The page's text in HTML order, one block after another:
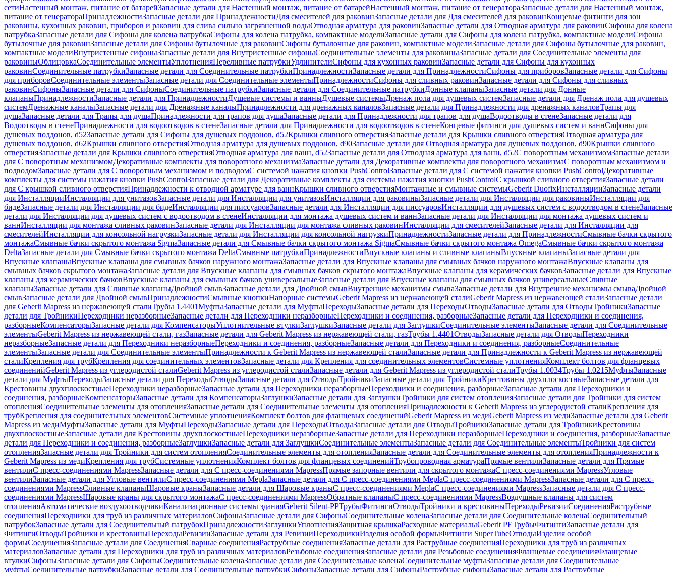
сетиНастенный монтаж, питание от батарейЗапасные детали для Настенный монтаж, питание от батарейНастенный монтаж, питание от генератораЗапасные детали для Настенный монтаж,
питание от генератораПринадлежностиЗапасные детали для ПринадлежностиДля смесителей для раковинЗапасные детали для Для смесителей для раковинКонцевые фитинги для зон
раковины, кухонных раковин, приборов и раковин для слива сильно загрязненной водыОтводная арматура для раковинЗапасные детали для Отводная арматура для раковинСифоны для колена
патрубкаЗапасные детали для Сифоны для колена патрубкаСифоны для колена патрубка, компактные моделиЗапасные детали для Сифоны для колена патрубка, компактные моделиСифоны
бутылочные для раковинЗапасные детали для Сифоны бутылочные для раковинСифоны бутылочные для раковин, компактные моделиЗапасные детали для Сифоны бутылочные для раковин,
компактные моделиВнутристенные сифоныЗапасные детали для Внутристенные сифоныСоединительные элементы для раковиныЗапасные детали для Соединительные элементы для
раковиныОблицовкаСоединительные элементыУплотненияПереливные патрубкиУдлинителиСифоны для кухонных раковинЗапасные детали для Сифоны для кухонных
раковинСоединительные патрубкиЗапасные детали для Соединительные патрубкиПринадлежностиЗапасные детали для ПринадлежностиСифоны для приборовЗапасные детали для Сифоны
для приборовСоединительные элементыЗапасные детали для Соединительные элементыПринадлежностиСифоны для сливных раковинЗапасные детали для Сифоны для сливных
раковинСифоныЗапасные детали для СифоныСоединительные патрубкиЗапасные детали для Соединительные патрубкиДонные клапаныЗапасные детали для Донные
клапаныПринадлежностиЗапасные детали для ПринадлежностиДушевые системы и ванныДушевые системыДренаж пола для душевых системЗапасные детали для Дренаж пола для душевых
системДренажные каналыЗапасные детали для Дренажные каналыПринадлежности для дренажных каналовЗапасные детали для Принадлежности для дренажных каналовТрапы для
душаЗапасные детали для Трапы для душаПринадлежности для трапов для душаЗапасные детали для Принадлежности для трапов для душаВодоотводы в стенеЗапасные детали для
Водоотводы в стенеПринадлежности для водоотводов в стенеЗапасные детали для Принадлежности для водоотводов в стенеКонцевые фитинги для душевых систем и ваннСифоны для
душевых поддонов, d52Запасные детали для Сифоны для душевых поддонов, d52Крышки сливного отверстияЗапасные детали для Крышки сливного отверстияОтводная арматура для
душевых поддонов, d62Крышки сливного отверстияОтводная арматура для душевых поддонов, d90Запасные детали для Отводная арматура для душевых поддонов, d90Крышки сливного
отверстияЗапасные детали для Крышки сливного отверстияОтводная арматура для ванн, d52Запасные детали для Отводная арматура для ванн, d52С поворотным механизмомЗапасные детали
для С поворотным механизмомДекоративные комплекты для поворотного механизмаЗапасные детали для Декоративные комплекты для поворотного механизмаС поворотным механизмом и
подводомЗапасные детали для С поворотным механизмом и подводомС системой нажатия кнопки PushControlЗапасные детали для С системой нажатия кнопки PushControlДекоративные
комплекты для системы нажатия кнопки PushControlЗапасные детали для Декоративные комплекты для системы нажатия кнопки PushControlС крышкой сливного отверстияЗапасные детали
для С крышкой сливного отверстияПринадлежности к отводной арматуре для ваннКрышки сливного отверстияМонтажные и смывные системыGeberit DuofixИнсталляцииЗапасные детали
для ИнсталляцииИнсталляции для унитазовЗапасные детали для Инсталляции для унитазовИнсталляции для раковиныЗапасные детали для Инсталляции для раковиныИнсталляции для
бидеЗапасные детали для Инсталляции для бидеИнсталляции для писсуаровЗапасные детали для Инсталляции для писсуаровИнсталляции для душевых систем с водоотводом в стенеЗапасные
детали для Инсталляции для душевых систем с водоотводом в стенеИнсталляции для монтажа душевых систем и ваннЗапасные детали для Инсталляции для монтажа душевых систем и
ваннИнсталляции для монтажа сливных раковинЗапасные детали для Инсталляции для монтажа сливных раковинИнсталляции для смесителейЗапасные детали для Инсталляции для
смесителейИнсталляции для консольной нагрузкиЗапасные детали для Инсталляции для консольной нагрузкиПринадлежностиЗапасные детали для ПринадлежностиСмывные бачки скрытого
монтажаСмывные бачки скрытого монтажа SigmaЗапасные детали для Смывные бачки скрытого монтажа SigmaСмывные бачки скрытого монтажа OmegaСмывные бачки скрытого монтажа
DeltaЗапасные детали для Смывные бачки скрытого монтажа DeltaСмывные патрубкиПринадлежностиВпускные клапаны и сливные клапаныВпускные клапаныЗапасные детали для
Впускные клапаныВпускные клапаны для смывных бачков наружного монтажаЗапасные детали для Впускные клапаны для смывных бачков наружного монтажаВпускные клапаны для
смывных бачков скрытого монтажаЗапасные детали для Впускные клапаны для смывных бачков скрытого монтажаВпускные клапаны для керамических бачковЗапасные детали для Впускные
клапаны для керамических бачковВпускные клапаны для смывных бачков универсальныеЗапасные детали для Впускные клапаны для смывных бачков универсальныеСливные
клапаныЗапасные детали для Сливные клапаныДвойной смывЗапасные детали для Двойной смывВнутренние механизмы смываЗапасные детали для Внутренние механизмы смываДвойной
смывЗапасные детали для Двойной смывПринадлежностиСмывные кнопкиНапорные системыGeberit Mapress из нержавеющей сталиGeberit Mapress из нержавеющей сталиЗапасные детали
для Geberit Mapress из нержавеющей сталиТрубы 1.4401МуфтыЗапасные детали для МуфтыПереходыЗапасные детали для ПереходыОтводыЗапасные детали для ОтводыТройникиЗапасные
детали для ТройникиПереходники неразборныеЗапасные детали для Переходники неразборныеПереходники и соединения, разборныеЗапасные детали для Переходники и соединения,
разборныеКомпенсаторыЗапасные детали для КомпенсаторыУплотнительные втулкиЗаглушкиЗапасные детали для ЗаглушкиСоединительные элементыЗапасные детали для Соединительные
элементыGeberit Mapress из нержавеющей стали, газЗапасные детали для Geberit Mapress из нержавеющей стали, газТрубы 1.4401ОтводыЗапасные детали для ОтводыПереходники
неразборныеЗапасные детали для Переходники неразборныеПереходники и соединения, разборныеЗапасные детали для Переходники и соединения, разборныеСоединительные
элементыЗапасные детали для Соединительные элементыПринадлежности к Geberit Mapress из нержавеющей сталиЗапасные детали для Принадлежности к Geberit Mapress из нержавеющей
сталиКрепления для трубКрепления для соединительных элементовЗапасные детали для Крепления для соединительных элементовСистемные уплотненияКомплект болтов для фланцевых
соединенийGeberit Mapress из углеродистой сталиGeberit Mapress из углеродистой сталиЗапасные детали для Geberit Mapress из углеродистой сталиТрубы 1.0034Трубы 1.0215МуфтыЗапасные
детали для МуфтыПереходыЗапасные детали для ПереходыОтводыЗапасные детали для ОтводыТройникиЗапасные детали для ТройникиКрестовины двухплоскостныеЗапасные детали для
Крестовины двухплоскостныеПереходники неразборныеЗапасные детали для Переходники неразборныеПереходники и соединения, разборныеЗапасные детали для Переходники и
соединения, разборныеКомпенсаторыЗапасные детали для КомпенсаторыЗаглушкиЗапасные детали для ЗаглушкиТройники для систем отопленияЗапасные детали для Тройники для систем
отопленияСоединительные элементы для отопленияЗапасные детали для Соединительные элементы для отопленияПринадлежности к Geberit Mapress из углеродистой сталиКрепления для
трубКрепления для соединительных элементовСистемные уплотненияКомплект болтов для фланцевых соединенийGeberit Mapress из медиGeberit Mapress из медиЗапасные детали для Geberit
Mapress из медиМуфтыЗапасные детали для МуфтыПереходыЗапасные детали для ПереходыОтводыЗапасные детали для ОтводыТройникиЗапасные детали для ТройникиКрестовины
двухплоскостныеЗапасные детали для Крестовины двухплоскостныеПереходники неразборныеЗапасные детали для Переходники неразборныеПереходники и соединения, разборныеЗапасные
детали для Переходники и соединения, разборныеЗаглушкиЗапасные детали для ЗаглушкиСоединительные элементыЗапасные детали для Соединительные элементыТройники для систем
отопленияЗапасные детали для Тройники для систем отопленияСоединительные элементы для отопленияЗапасные детали для Соединительные элементы для отопленияПринадлежности к
Geberit Mapress из медиКрепления для трубСистемные уплотненияКомплект болтов для фланцевых соединенийТрубопроводная арматураПрямые вентилиЗапасные детали для Прямые
вентилиС пресс-соединениями MapressЗапасные детали для С пресс-соединениями MapressПрямые запорные вентили для скрытого монтажаС пресс-соединениями MapressУгловые
вентилиЗапасные детали для Угловые вентилиС пресс-соединениями MeplaЗапасные детали для С пресс-соединениями MeplaС пресс-соединениями MapressЗапасные детали для С пресс-
соединениями MapressСливные клапаныШаровые краныЗапасные детали для Шаровые краныС пресс-соединениями MeplaС пресс-соединениями MapressЗапасные детали для С пресс-
соединениями MapressШаровые краны для скрытого монтажаС пресс-соединениями MapressОбратные клапаныС пресс-соединениями MapressВоздушные клапаны для систем
отопленияАвтоматические воздухоотводчикиКанализационные системы зданияGeberit Silent-PPТрубыФитингиОтводыТройники и крестовиныПереходыРевизииСоединенияРаструбные
соединенияПереходники для труб из различных материаловСифоныЗапасные детали для СифоныСоединительные коленаЗапасные детали для Соединительные коленаСоединительный
патрубокЗапасные детали для Соединительный патрубокПринадлежностиЗаглушкиУплотненияЗащитная крышкаРасходные материалыGeberit PEТрубыФитингиЗапасные детали для
ФитингиОтводыТройники и крестовиныПереходыРевизииЗапасные детали для РевизииПереходникиИзделия особой формыФитинги SuperTubeОтводыИзделия особой
формыСоединенияЗапасные детали для СоединенияСварные соединенияРаструбные соединенияЗапасные детали для Раструбные соединенияПереходники для труб из различных
материаловЗапасные детали для Переходники для труб из различных материаловРезьбовые соединенияЗапасные детали для Резьбовые соединенияФланцевые соединенияФланцевые
втулкиСифоныЗапасные детали для СифоныСоединительные коленаЗапасные детали для Соединительные коленаСоединительные муфтыЗапасные детали для Соединительные
муфтыСоединительные патрубкиЗапасные детали для Соединительные патрубкиСифоныЗапасные детали для СифоныРаструбные сифоныЗапасные детали для Раструбные